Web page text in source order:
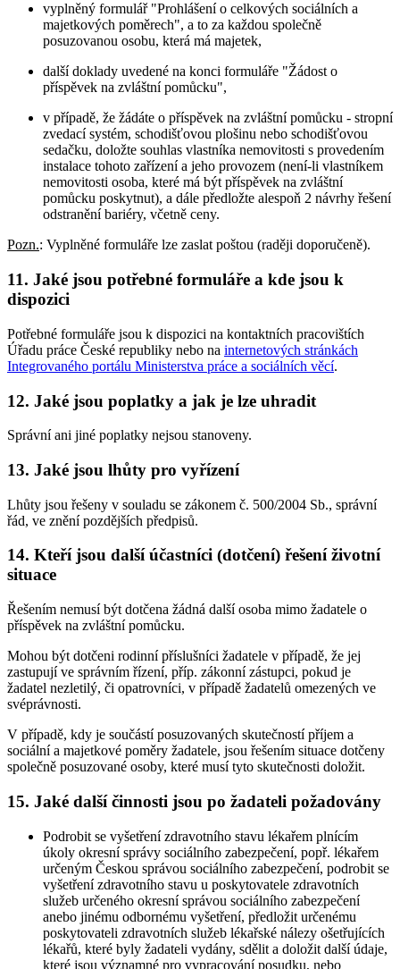
vyplněný formulář "Prohlášení o celkových sociálních a
majetkových poměrech", a to za každou společně
posuzovanou osobu, která má majetek,
další doklady uvedené na konci formuláře "Žádost o
příspěvek na zvláštní pomůcku",
v případě, že žádáte o příspěvek na zvláštní pomůcku - stropní
zvedací systém, schodišťovou plošinu nebo schodišťovou
sedačku, doložte souhlas vlastníka nemovitosti s provedením
instalace tohoto zařízení a jeho provozem (není-li vlastníkem
nemovitosti osoba, které má být příspěvek na zvláštní
pomůcku poskytnut), a dále předložte alespoň 2 návrhy řešení
odstranění bariéry, včetně ceny.
Pozn.: Vyplněné formuláře lze zaslat poštou (raději doporučeně).
11. Jaké jsou potřebné formuláře a kde jsou k
dispozici
Potřebné formuláře jsou k dispozici na kontaktních pracovištích
Úřadu práce České republiky nebo na internetových stránkách
Integrovaného portálu Ministerstva práce a sociálních věcí.
12. Jaké jsou poplatky a jak je lze uhradit
Správní ani jiné poplatky nejsou stanoveny.
13. Jaké jsou lhůty pro vyřízení
Lhůty jsou řešeny v souladu se zákonem č. 500/2004 Sb., správní
řád, ve znění pozdějších předpisů.
14. Kteří jsou další účastníci (dotčení) řešení životní
situace
Řešením nemusí být dotčena žádná další osoba mimo žadatele o
příspěvek na zvláštní pomůcku.
Mohou být dotčeni rodinní příslušníci žadatele v případě, že jej
zastupují ve správním řízení, příp. zákonní zástupci, pokud je
žadatel nezletilý, či opatrovníci, v případě žadatelů omezených ve
svéprávnosti.
V případě, kdy je součástí posuzovaných skutečností příjem a
sociální a majetkové poměry žadatele, jsou řešením situace dotčeny
společně posuzované osoby, které musí tyto skutečnosti doložit.
15. Jaké další činnosti jsou po žadateli požadovány
Podrobit se vyšetření zdravotního stavu lékařem plnícím
úkoly okresní správy sociálního zabezpečení, popř. lékařem
určeným Českou správou sociálního zabezpečení, podrobit se
vyšetření zdravotního stavu u poskytovatele zdravotních
služeb určeného okresní správou sociálního zabezpečení
anebo jinému odbornému vyšetření, předložit určenému
poskytovateli zdravotních služeb lékařské nálezy ošetřujících
lékařů, které byly žadateli vydány, sdělit a doložit další údaje,
které jsou významné pro vypracování posudku, nebo